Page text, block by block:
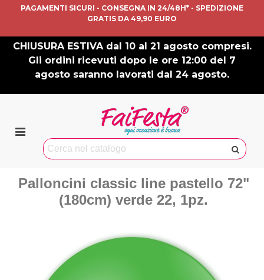
PAGAMENTI SICURI - CONSEGNA IN 24/48H* - SPEDIZIONE
GRATIS DA 49,90 EURO
CHIUSURA ESTIVA dal 10 al 21 agosto compresi.
Gli ordini ricevuti dopo le ore 12:00 del 7
agosto saranno lavorati dal 24 agosto.
Palloncini classic line pastello 72"
(180cm) verde 22, 1pz.